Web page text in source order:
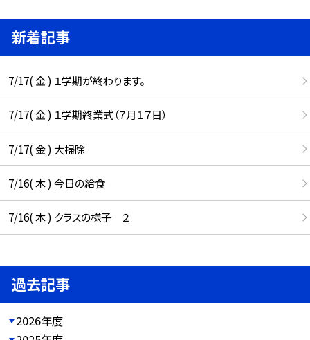
新着記事
7/17( 金 ) １学期が終わります。
7/17( 金 ) １学期終業式（７月１７日）
7/17( 金 ) 大掃除
7/16( 木 ) 今日の給食
7/16( 木 ) クラスの様子 ２
過去記事
2026年度